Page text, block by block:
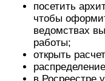
посетить
чтобы
ведомствах
работы;
открыть